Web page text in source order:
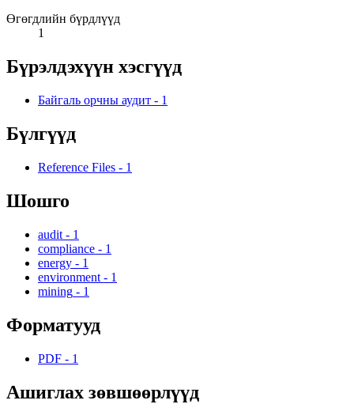
Өгөгдлийн бүрдлүүд
1
Бүрэлдэхүүн хэсгүүд
Байгаль орчны аудит - 1
Бүлгүүд
Reference Files - 1
Шошго
audit - 1
compliance - 1
energy - 1
environment - 1
mining - 1
Форматууд
PDF - 1
Ашиглах зөвшөөрлүүд